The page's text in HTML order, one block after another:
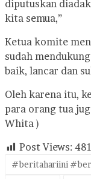
diputuskan
kita semua,”
Ketua komite
sudah
baik, lancar dan
Oleh karena itu,
para orang tua
Whita )
Post Views: 481
#beritahariini